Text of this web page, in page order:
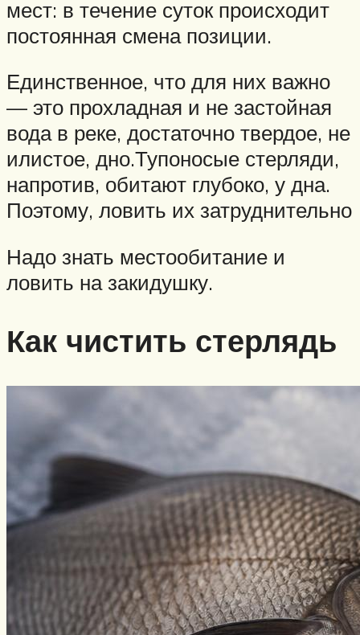
мест: в течение суток происходит
постоянная смена позиции.
Единственное, что для них важно
— это прохладная и не застойная
вода в реке, достаточно твердое, не
илистое, дно.Тупоносые стерляди,
напротив, обитают глубоко, у дна.
Поэтому, ловить их затруднительно
Надо знать местообитание и
ловить на закидушку.
Как чистить стерлядь